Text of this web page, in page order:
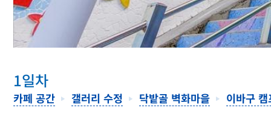
1일차
카페 공간 갤러리 수정 닥밭골 벽화마을 이바구 캠